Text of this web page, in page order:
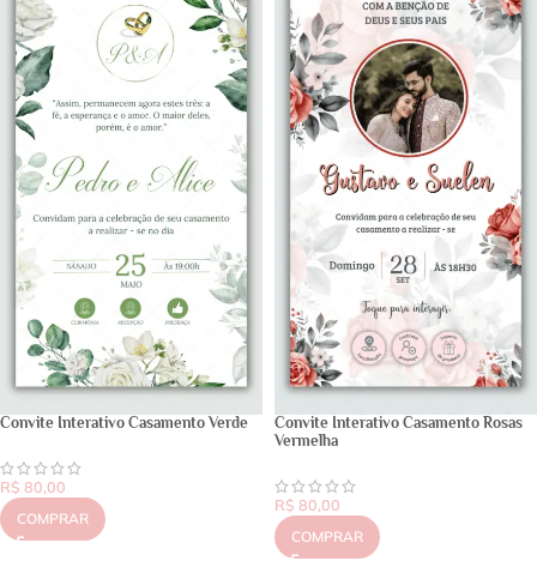
Convite Interativo Casamento Verde
R$ 80,00
COMPRAR
Convite Interativo Casamento Rosas
Vermelha
R$ 80,00
COMPRAR